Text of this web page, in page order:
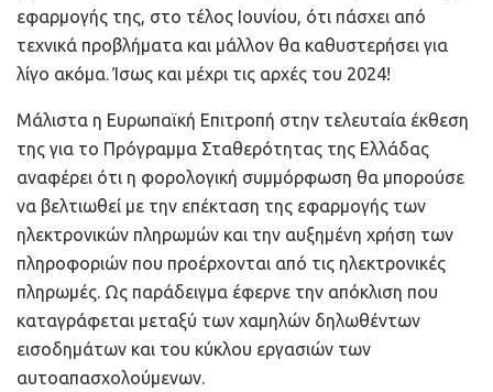
εφαρμογής της, στο τέλος Ιουνίου, ότι πάσχει από
τεχνικά προβλήματα και μάλλον θα καθυστερήσει για
λίγο ακόμα. Ίσως και μέχρι τις αρχές του 2024!
Μάλιστα η Ευρωπαϊκή Επιτροπή στην τελευταία έκθεση
της για το Πρόγραμμα Σταθερότητας της Ελλάδας
αναφέρει ότι η φορολογική συμμόρφωση θα μπορούσε
να βελτιωθεί με την επέκταση της εφαρμογής των
ηλεκτρονικών πληρωμών και την αυξημένη χρήση των
πληροφοριών που προέρχονται από τις ηλεκτρονικές
πληρωμές. Ως παράδειγμα έφερνε την απόκλιση που
καταγράφεται μεταξύ των χαμηλών δηλωθέντων
εισοδημάτων και του κύκλου εργασιών των
αυτοαπασχολούμενων.